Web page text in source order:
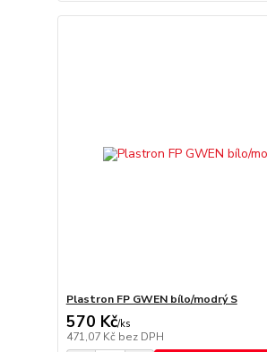
Plastron FP GWEN bílo/modrý S
570 Kč/ks
471,07 Kč bez DPH